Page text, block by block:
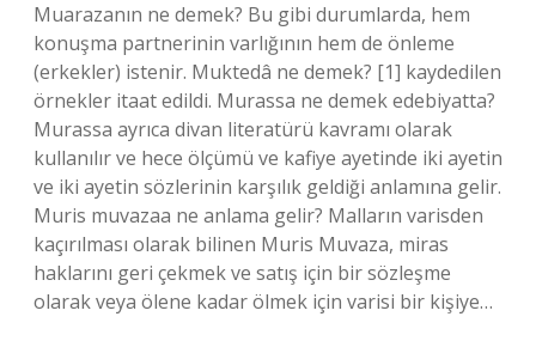
Muarazanın ne demek? Bu gibi durumlarda, hem
konuşma partnerinin varlığının hem de önleme
(erkekler) istenir. Muktedâ ne demek? [1] kaydedilen
örnekler itaat edildi. Murassa ne demek edebiyatta?
Murassa ayrıca divan literatürü kavramı olarak
kullanılır ve hece ölçümü ve kafiye ayetinde iki ayetin
ve iki ayetin sözlerinin karşılık geldiği anlamına gelir.
Muris muvazaa ne anlama gelir? Malların varisden
kaçırılması olarak bilinen Muris Muvaza, miras
haklarını geri çekmek ve satış için bir sözleşme
olarak veya ölene kadar ölmek için varisi bir kişiye…